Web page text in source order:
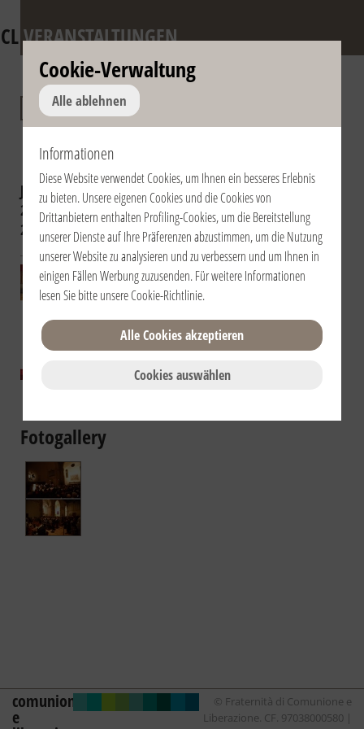
CLVERANSTALTUNGEN
Karwoche und
Ostern
Jahr auswählen: 2019 2018 2017
2016 2015 2014 2013 2012 2011
2010 2009
20.04.2011 | 21:00
| Italia / Italy |
Basilica Cattedrale
Santa Colomba
Sinfonia al santo
Fotogallery
comunione
e
© Fraternità di Comunione e
Liberazione. CF. 97038000580 |
Cookie-Verwaltung
Alle ablehnen
Informationen
Diese Website verwendet Cookies, um Ihnen ein besseres Erlebnis
zu bieten. Unsere eigenen Cookies und die Cookies von
Drittanbietern enthalten Profiling-Cookies, um die Bereitstellung
unserer Dienste auf Ihre Präferenzen abzustimmen, um die Nutzung
unserer Website zu analysieren und zu verbessern und um Ihnen in
einigen Fällen Werbung zuzusenden. Für weitere Informationen
lesen Sie bitte unsereCookie-Richtlinie.
Cookies auswählen
Alle Cookies akzeptieren